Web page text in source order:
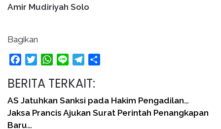
Amir Mudiriyah Solo
Bagikan
FacebookTwitterWhatsApp
Line Telegram
BERITA TERKAIT:
AS Jatuhkan Sanksi pada Hakim Pengadilan…
Jaksa Prancis Ajukan Surat Perintah Penangkapan
Baru…